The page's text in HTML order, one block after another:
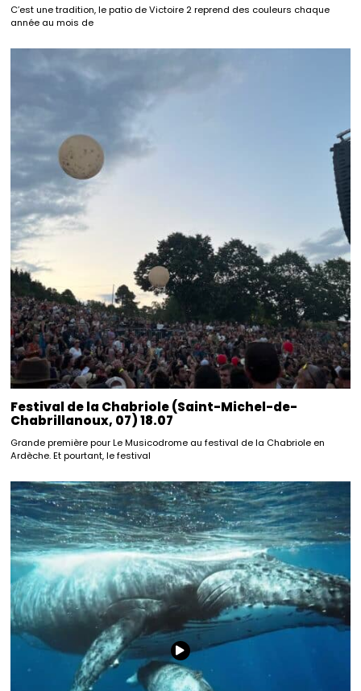
C’est une tradition, le patio de Victoire 2 reprend des couleurs chaque
année au mois de
Festival de la Chabriole (Saint-Michel-de-
Chabrillanoux, 07) 18.07
Grande première pour Le Musicodrome au festival de la Chabriole en
Ardèche. Et pourtant, le festival